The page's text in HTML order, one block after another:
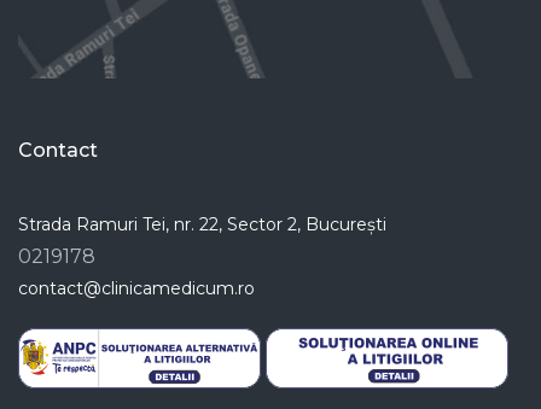
Contact
Strada Ramuri Tei, nr. 22, Sector 2, București
0219178
contact@clinicamedicum.ro